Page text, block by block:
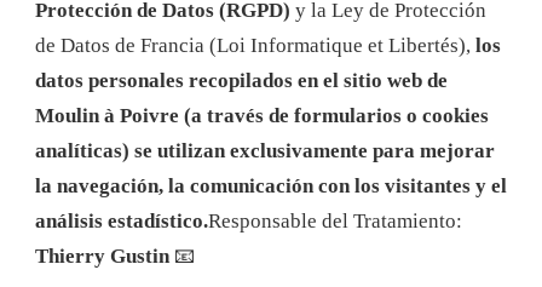
Protección de Datos (RGPD) y la Ley de Protección
de Datos de Francia (Loi Informatique et Libertés), los
datos personales recopilados en el sitio web de
Moulin à Poivre (a través de formularios o cookies
analíticas) se utilizan exclusivamente para mejorar
la navegación, la comunicación con los visitantes y el
análisis estadístico.Responsable del Tratamiento:
Thierry Gustin 📧